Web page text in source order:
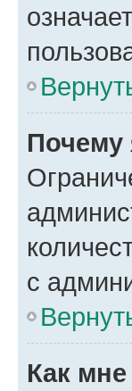
Почему
с
Как